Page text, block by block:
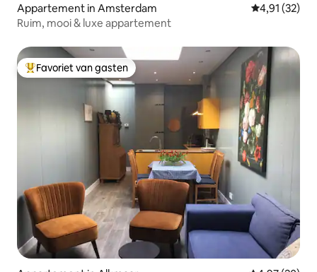
Appartement in Amsterdam Gemiddelde
4,91 (32)
Ruim, mooi & luxe appartement
Topfavoriet van gasten
Favoriet van gasten